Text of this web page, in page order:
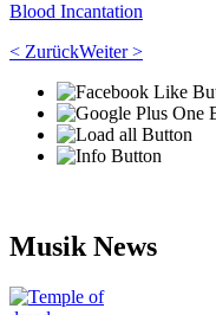
Blood Incantation
< ZurückWeiter >
Musik News